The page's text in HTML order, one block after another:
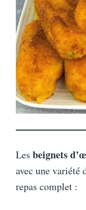
Les beignets
avec une variété
repas complet :